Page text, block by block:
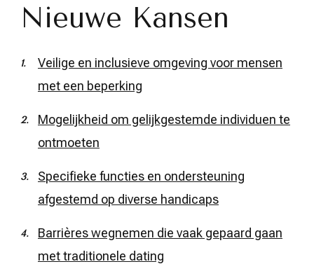
Nieuwe Kansen
Veilige en inclusieve omgeving voor mensen
met een beperking
Mogelijkheid om gelijkgestemde individuen te
ontmoeten
Specifieke functies en ondersteuning
afgestemd op diverse handicaps
Barrières wegnemen die vaak gepaard gaan
met traditionele dating